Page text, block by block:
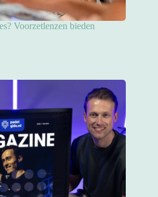
Voorzetlenzen bieden